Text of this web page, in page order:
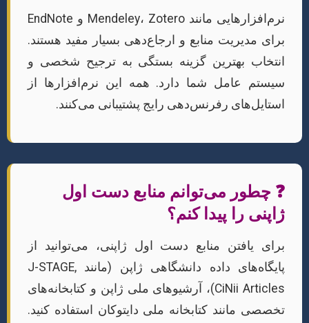
نرم‌افزارهایی مانند Mendeley، Zotero و EndNote
برای مدیریت منابع و ارجاع‌دهی بسیار مفید هستند.
انتخاب بهترین گزینه بستگی به ترجیح شخصی و
سیستم عامل شما دارد. همه این نرم‌افزارها از
استایل‌های رفرنس‌دهی رایج پشتیبانی می‌کنند.
❓ چطور می‌توانم منابع دست اول
ژاپنی را پیدا کنم؟
برای یافتن منابع دست اول ژاپنی، می‌توانید از
پایگاه‌های داده دانشگاهی ژاپن (مانند J-STAGE,
CiNii Articles)، آرشیوهای ملی ژاپن و کتابخانه‌های
تخصصی مانند کتابخانه ملی دایتوکان استفاده کنید.